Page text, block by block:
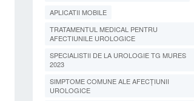
APLICATII MOBILE
TRATAMENTUL MEDICAL PENTRU
AFECTIUNILE UROLOGICE
SPECIALISTII DE LA UROLOGIE TG MURES
2023
SIMPTOME COMUNE ALE AFECȚIUNII
UROLOGICE